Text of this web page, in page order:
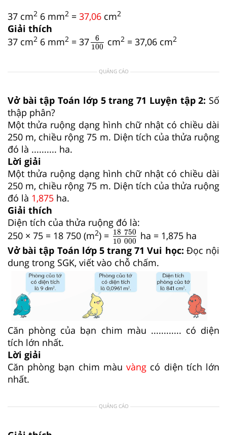
37 cm2 6 mm2 = 37,06 cm2
Giải thích
37 cm2 6 mm2 = 37
6
100
6100cm2 = 37,06 cm2
QUẢNG CÁO
Vở bài tập Toán lớp 5 trang 71 Luyện tập 2: Số
thập phân?
Một thửa ruộng dạng hình chữ nhật có chiều dài
250 m, chiều rộng 75 m. Diện tích của thửa ruộng
đó là .......... ha.
Lời giải
Một thửa ruộng dạng hình chữ nhật có chiều dài
250 m, chiều rộng 75 m. Diện tích của thửa ruộng
đó là 1,875 ha.
Giải thích
Diện tích của thửa ruộng đó là:
250 × 75 = 18 750 (m2) = 18 750
10 000
18 750 000
ha = 1,875 ha
Vở bài tập Toán lớp 5 trang 71 Vui học: Đọc nội
dung trong SGK, viết vào chỗ chấm.
Căn phòng của bạn chim màu ............ có diện
tích lớn nhất.
Lời giải
Căn phòng bạn chim màuvàng có diện tích lớn
nhất.
QUẢNG CÁO